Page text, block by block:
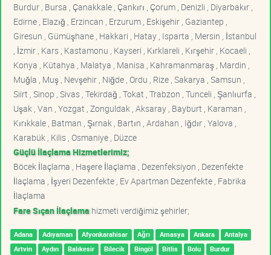
Burdur , Bursa , Çanakkale , Çankırı , Çorum , Denizli , Diyarbakır ,
Edirne , Elazığ , Erzincan , Erzurum , Eskişehir , Gaziantep ,
Giresun , Gümüşhane , Hakkari , Hatay , Isparta , Mersin , İstanbul
, İzmir , Kars , Kastamonu , Kayseri , Kırklareli , Kırşehir , Kocaeli ,
Konya , Kütahya , Malatya , Manisa , Kahramanmaraş , Mardin ,
Muğla , Muş , Nevşehir , Niğde , Ordu , Rize , Sakarya , Samsun ,
Siirt , Sinop , Sivas , Tekirdağ , Tokat , Trabzon , Tunceli , Şanlıurfa ,
Uşak , Van , Yozgat , Zonguldak , Aksaray , Bayburt , Karaman ,
Kırıkkale , Batman , Şırnak , Bartın , Ardahan , Iğdır , Yalova ,
Karabük , Kilis , Osmaniye , Düzce
Güçlü İlaçlama Hizmetlerimiz;
Böcek İlaçlama , Haşere İlaçlama , Dezenfeksiyon , Dezenfekte
İlaçlama , İşyeri Dezenfekte , Ev Apartman Dezenfekte , Fabrika
İlaçlama
Fare Sıçan İlaçlama hizmeti verdiğimiz şehirler;
Adana Adıyaman Afyonkarahisar Ağrı Amasya Ankara
Antalya
Artvin
Aydın Balıkesir Bilecik Bingöl Bitlis Bolu Burdur